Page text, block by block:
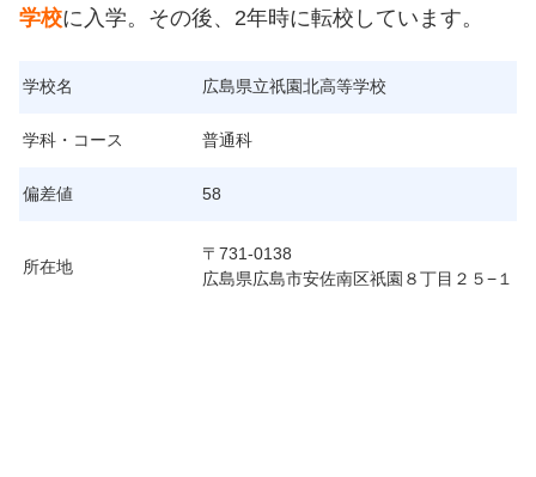
学校に入学。その後、2年時に転校しています。
学校名 広島県立祇園北高等学校
学科・コース 普通科
偏差値 58
所在地
〒731-0138
広島県広島市安佐南区祇園８丁目２５−１